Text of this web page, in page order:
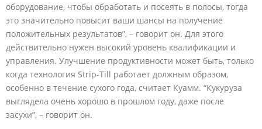
оборудование, чтобы обработать и посеять в полосы, тогда
это значительно повысит ваши шансы на получение
положительных результатов”, – говорит он. Для этого
действительно нужен высокий уровень квалификации и
управления. Улучшение продуктивности может быть, только
когда технология Strip-Till работает должным образом,
особенно в течение сухого года, считает Куамм. “Кукуруза
выглядела очень хорошо в прошлом году, даже после
засухи”, – говорит он.